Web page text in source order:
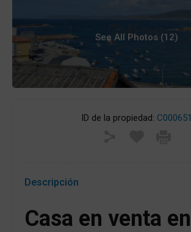
See All Photos (12)
ID de la propiedad: C000651
Descripción
Casa en venta en